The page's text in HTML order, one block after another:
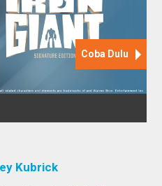
Kubrick